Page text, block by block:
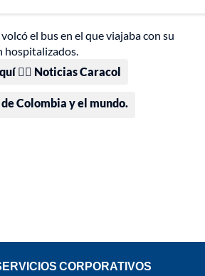
volcó el bus en el que viajaba con su
hospitalizados.
👉🏻 Noticias Caracol
Colombia y el mundo.
CORPORATIVOS